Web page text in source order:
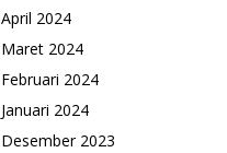
April 2024
Maret 2024
Februari 2024
Januari 2024
Desember 2023